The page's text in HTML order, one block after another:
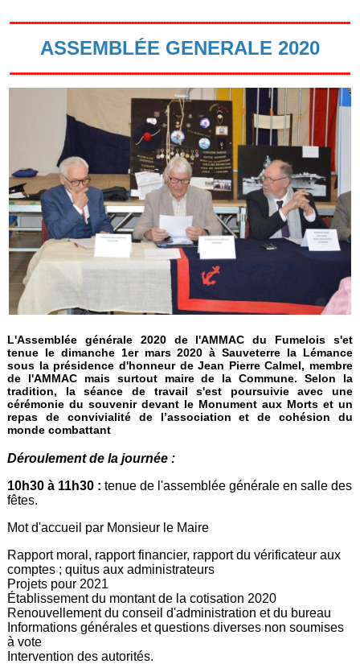
ASSEMBLÉE GENERALE 2020
L'Assemblée générale 2020 de l'AMMAC du Fumelois s'et
tenue le dimanche 1er mars 2020 à Sauveterre la Lémance
sous la présidence d'honneur de Jean Pierre Calmel, membre
de l'AMMAC mais surtout maire de la Commune. Selon la
tradition, la séance de travail s'est poursuivie avec une
cérémonie du souvenir devant le Monument aux Morts et un
repas de convivialité de l’association et de cohésion du
monde combattant
Déroulement de la journée :
10h30 à 11h30 : tenue de l'assemblée générale en salle des
fêtes.
Mot d'accueil par Monsieur le Maire
Rapport moral, rapport financier, rapport du vérificateur aux
comptes ; quitus aux administrateurs
Projets pour 2021
Établissement du montant de la cotisation 2020
Renouvellement du conseil d'administration et du bureau
Informations générales et questions diverses non soumises
à vote
Intervention des autorités.